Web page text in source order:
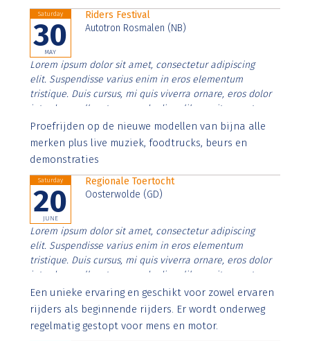
Saturday
30
MAY
Riders Festival
Autotron Rosmalen (NB)
Lorem ipsum dolor sit amet, consectetur adipiscing
elit. Suspendisse varius enim in eros elementum
tristique. Duis cursus, mi quis viverra ornare, eros dolor
interdum nulla, ut commodo diam libero vitae erat.
Aenean faucibus nibh et justo cursus id rutrum lorem
imperdiet. Nunc ut sem vitae risus tristique posuere.
Proefrijden op de nieuwe modellen van bijna alle
merken plus live muziek, foodtrucks, beurs en
demonstraties
Saturday
20
JUNE
Regionale Toertocht
Oosterwolde (GD)
Lorem ipsum dolor sit amet, consectetur adipiscing
elit. Suspendisse varius enim in eros elementum
tristique. Duis cursus, mi quis viverra ornare, eros dolor
interdum nulla, ut commodo diam libero vitae erat.
Aenean faucibus nibh et justo cursus id rutrum lorem
imperdiet. Nunc ut sem vitae risus tristique posuere.
Een unieke ervaring en geschikt voor zowel ervaren
rijders als beginnende rijders. Er wordt onderweg
regelmatig gestopt voor mens en motor.